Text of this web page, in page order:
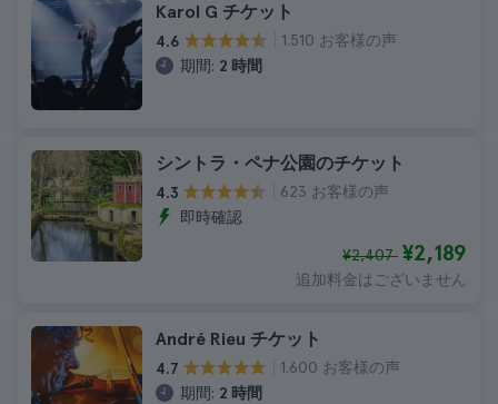
Karol G チケット
4.6
1.510 お客様の声
期間: 2 時間
シントラ・ペナ公園のチケット
4.3
623 お客様の声
即時確認
¥2,407 ¥2,189
追加料金はございません
André Rieu チケット
4.7
1.600 お客様の声
期間: 2 時間